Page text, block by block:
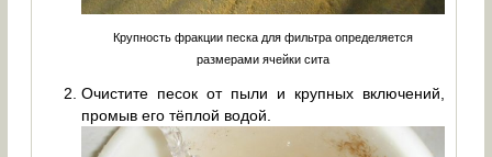
Крупность фракции песка для фильтра определяется
размерами ячейки сита
Очистите песок от пыли и крупных включений,
промыв его тёплой водой.